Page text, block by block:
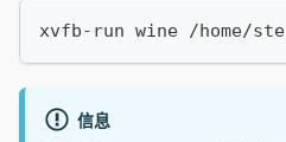
xvfb-run wine /home/
信息